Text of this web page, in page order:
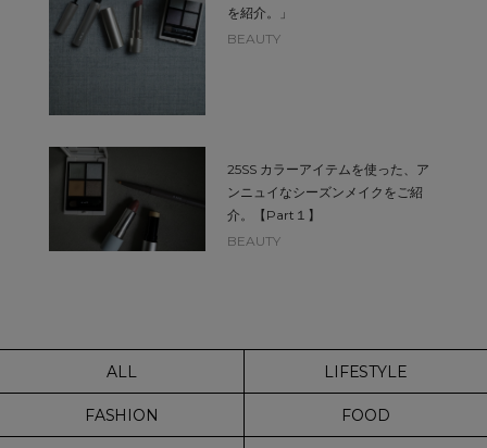
を紹介。」
BEAUTY
25SS カラーアイテムを使った、ア
ンニュイなシーズンメイクをご紹
介。【Part１】
BEAUTY
ALL LIFESTYLE
FASHION FOOD